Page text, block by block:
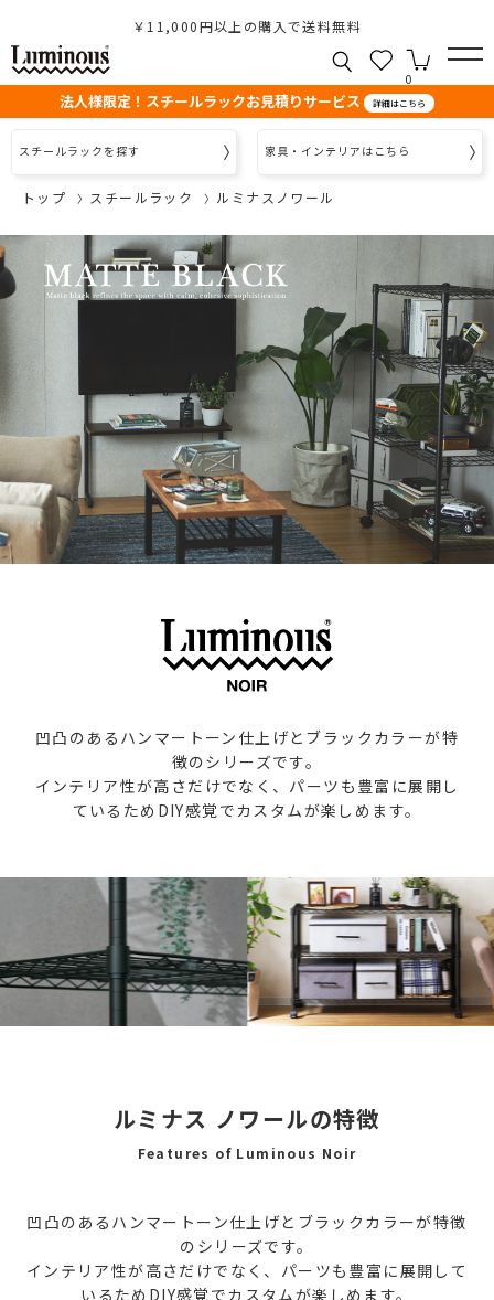
￥11,000円以上の購入で送料無料
0
法人様限定！スチールラックお見積りサービス 詳細はこちら
スチールラックを探す 家具・インテリアはこちら
トップ スチールラック ルミナスノワール
凹凸のあるハンマートーン仕上げとブラックカラーが特
徴のシリーズです。
インテリア性が高さだけでなく、パーツも豊富に展開し
ているためDIY感覚でカスタムが楽しめます。
ルミナス ノワールの特徴
Features of Luminous Noir
凹凸のあるハンマートーン仕上げとブラックカラーが特徴
のシリーズです。
インテリア性が高さだけでなく、パーツも豊富に展開して
いるためDIY感覚でカスタムが楽しめます。